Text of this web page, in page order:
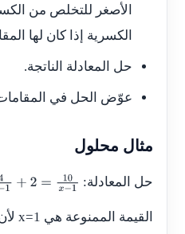
الأصغر للتخلص من
الكسرية إذا كان لها
حل المعادلة الناتجة.
عوّض الحل في المقامات
مثال محلول
حل المعادلة: − 1+ 2=10x−1
القيمة الممنوعة هي x=1